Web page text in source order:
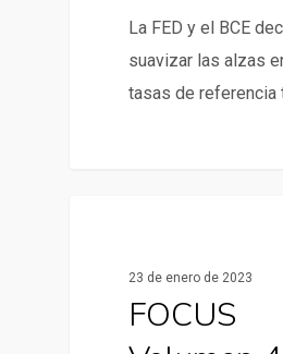
La FED y el BCE
suavizar las alzas
tasas de referencia
23 de enero de 2023
FOCUS